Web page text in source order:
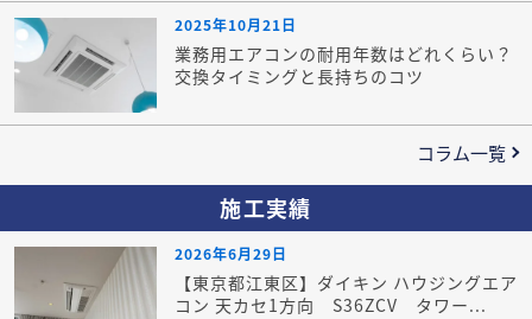
2025年10月21日
業務用エアコンの耐用年数はどれくらい？
交換タイミングと長持ちのコツ
コラム一覧
施工実績
2026年6月29日
【東京都江東区】ダイキン ハウジングエア
コン 天カセ1方向 S36ZCV タワー...